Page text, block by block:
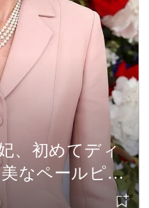
、初めてディ
なペールピン
クでフランス